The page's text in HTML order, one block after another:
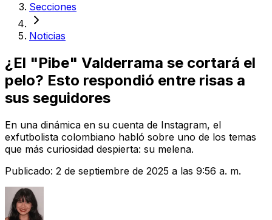
Secciones
Noticias
¿El "Pibe" Valderrama se cortará el
pelo? Esto respondió entre risas a
sus seguidores
En una dinámica en su cuenta de Instagram, el
exfutbolista colombiano habló sobre uno de los temas
que más curiosidad despierta: su melena.
Publicado: 2 de septiembre de 2025 a las 9:56 a. m.